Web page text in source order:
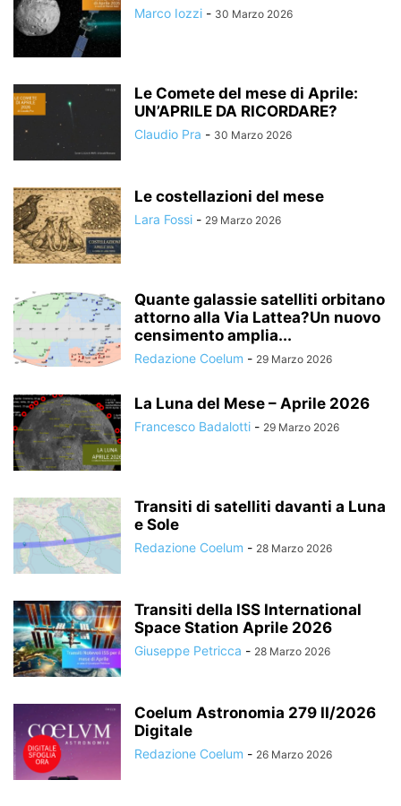
Marco Iozzi - 30 Marzo 2026
Le Comete del mese di Aprile:
UN’APRILE DA RICORDARE?
Claudio Pra - 30 Marzo 2026
Le costellazioni del mese
Lara Fossi - 29 Marzo 2026
Quante galassie satelliti orbitano
attorno alla Via Lattea?Un nuovo
censimento amplia...
Redazione Coelum - 29 Marzo 2026
La Luna del Mese – Aprile 2026
Francesco Badalotti - 29 Marzo 2026
Transiti di satelliti davanti a Luna
e Sole
Redazione Coelum - 28 Marzo 2026
Transiti della ISS International
Space Station Aprile 2026
Giuseppe Petricca - 28 Marzo 2026
Coelum Astronomia 279 II/2026
Digitale
Redazione Coelum - 26 Marzo 2026